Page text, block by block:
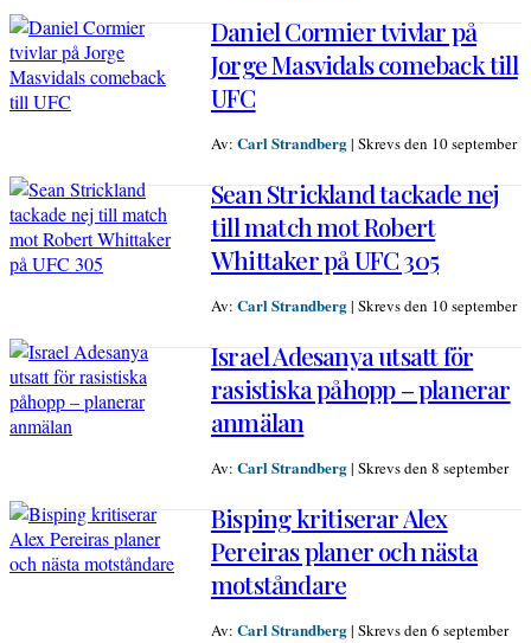
Daniel Cormier tvivlar på
Jorge Masvidals comeback till
UFC
Av: Carl Strandberg| Skrevs den 10 september
Sean Strickland tackade nej
till match mot Robert
Whittaker på UFC 305
Av: Carl Strandberg| Skrevs den 10 september
Israel Adesanya utsatt för
rasistiska påhopp – planerar
anmälan
Av: Carl Strandberg| Skrevs den 8 september
Bisping kritiserar Alex
Pereiras planer och nästa
motståndare
Av: Carl Strandberg| Skrevs den 6 september